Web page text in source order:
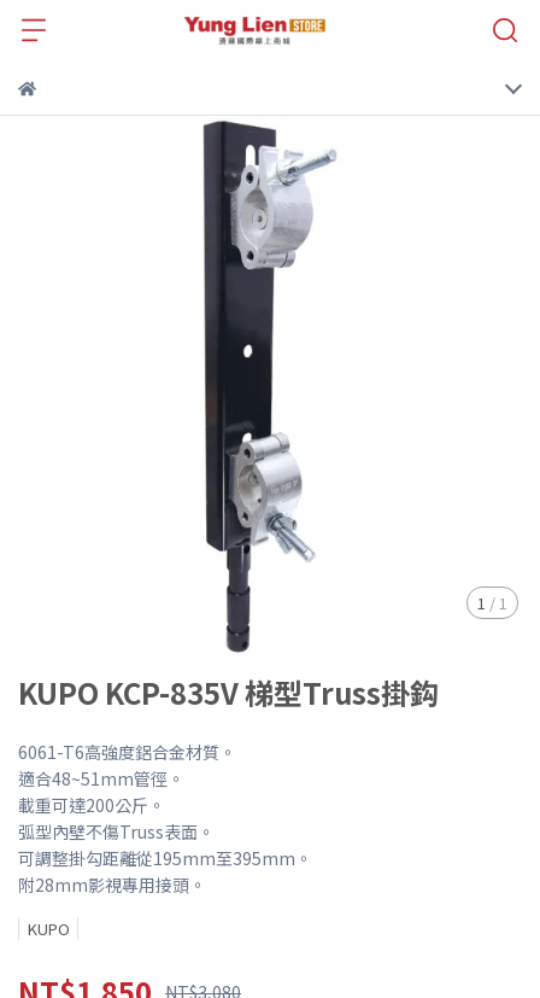
1 / 1
KUPO KCP-835V 梯型Truss掛鈎
6061-T6高強度鋁合金材質。
適合48~51mm管徑。
載重可達200公斤。
弧型內壁不傷Truss表面。
可調整掛勾距離從195mm至395mm。
附28mm影視專用接頭。
KUPO
NT$3,080